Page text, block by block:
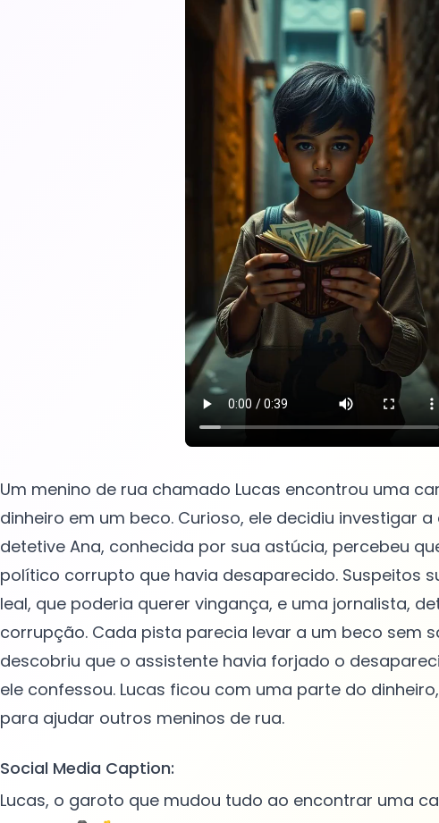
Um menino de rua chamado Lucas encontrou uma
dinheiro em um beco. Curioso, ele decidiu investigar
detetive Ana, conhecida por sua astúcia, percebeu
político corrupto que havia desaparecido. Suspeitos
leal, que poderia querer vingança, e uma jornalista,
corrupção. Cada pista parecia levar a um beco sem
descobriu que o assistente havia forjado o
ele confessou. Lucas ficou com uma parte do
para ajudar outros meninos de rua.
Social Media Caption:
Lucas, o garoto que mudou tudo ao encontrar uma